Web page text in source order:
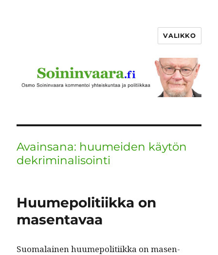
VALIKKO
Avainsana: huumeiden käytön
dekriminalisointi
Huumepolitiikka on
masentavaa
Suo­ma­lainen huume­poli­ti­ik­ka on masen­